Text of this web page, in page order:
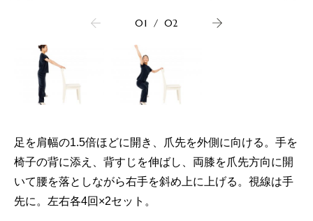
01 / 02
足を肩幅の1.5倍ほどに開き、爪先を外側に向ける。手を
椅子の背に添え、背すじを伸ばし、両膝を爪先方向に開
いて腰を落としながら右手を斜め上に上げる。視線は手
先に。左右各4回×2セット。